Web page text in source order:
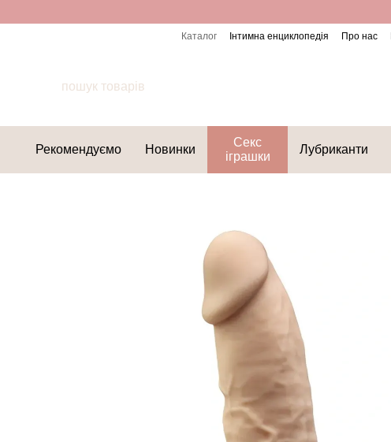
Каталог Інтимна енциклопедія Про нас
Рекомендуємо Новинки
Секс
іграшки
Лубриканти